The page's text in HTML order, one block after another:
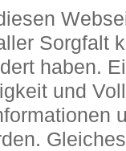
Sorgfalt
haben.
und